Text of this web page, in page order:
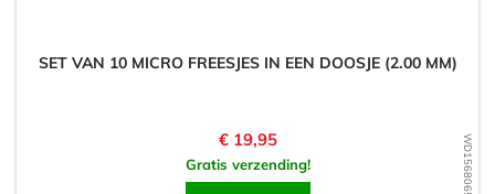
WD1568065991
SET VAN 10 MICRO FREESJES IN EEN DOOSJE (2.00 MM)
Prijs
€ 19,95
Gratis verzending!